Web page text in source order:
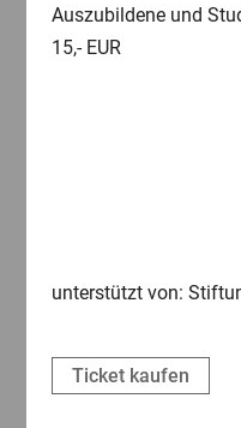
Auszubildene und
15,- EUR
unterstützt von:
Ticket kaufen